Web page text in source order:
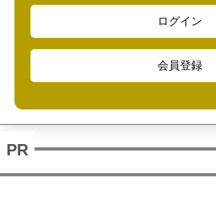
ログイン
会員登録